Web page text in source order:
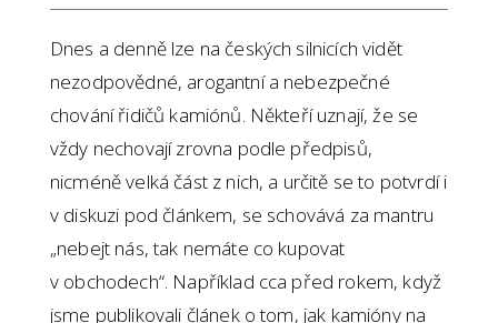
Dnes a denně lze na českých silnicích vidět
nezodpovědné, arogantní a nebezpečné
chování řidičů kamiónů. Někteří uznají, že se
vždy nechovají zrovna podle předpisů,
nicméně velká část z nich, a určitě se to potvrdí i
v diskuzi pod článkem, se schovává za mantru
„nebejt nás, tak nemáte co kupovat
v obchodech“. Například cca před rokem, když
jsme publikovali článek o tom, jak kamióny na